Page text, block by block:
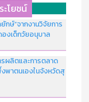
ะโยชน์
กษ์”จากงานวิจัยการ
งเด็กวัยอนุบาล
ผลิตและการตลาด
พาตนเองในจังหวัดสุ